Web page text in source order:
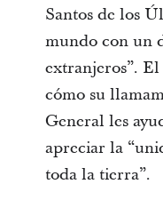
Santos de los
mundo con un
extranjeros”.
cómo su
General les
apreciar la
toda la tierra”.